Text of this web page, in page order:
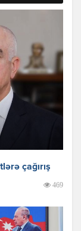
çağırış
469